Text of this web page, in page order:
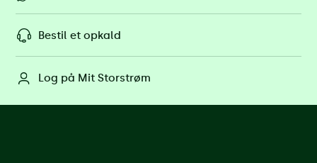
Bestil et opkald
Log på Mit Storstrøm